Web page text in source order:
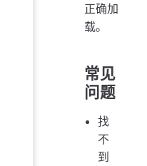
正确加
载。
常见
问题
找
不
到